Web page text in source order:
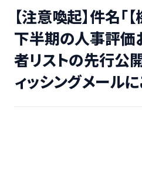
【注意喚起】件名「
下半期の人事評価
者リストの先行公
ィッシングメール